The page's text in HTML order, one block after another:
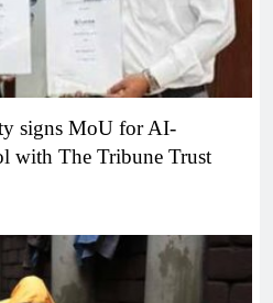
signs MoU for AI-
with The Tribune Trust